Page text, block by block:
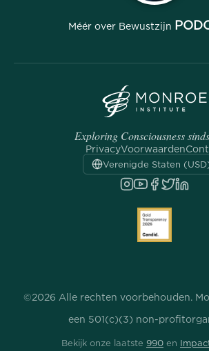
Méér over Bewustzijn
Exploring Consciousness
PrivacyVoorwaarden
Verenigde Staten
©2026 Alle rechten voorbehouden.
een 501(c)(3) non-
Bekijk onze laatste 990 en